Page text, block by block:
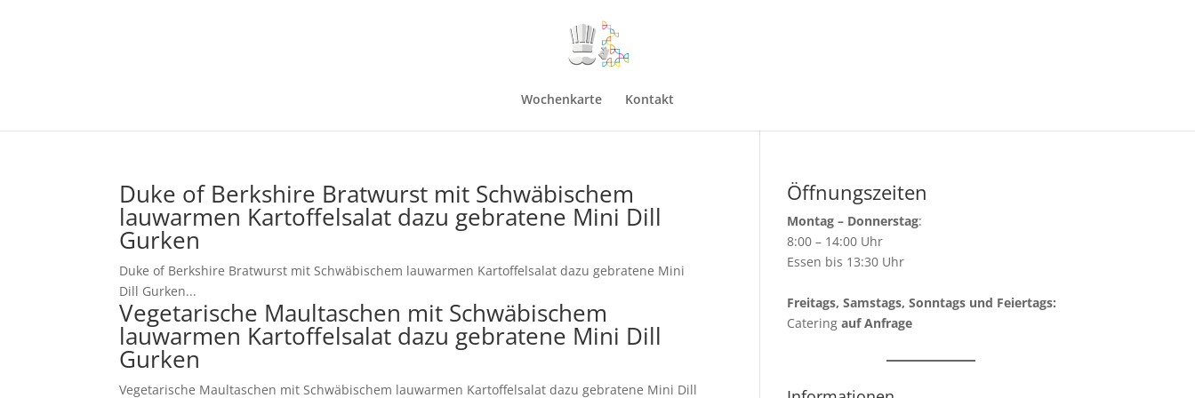
Wochenkarte Kontakt
Duke of Berkshire Bratwurst mit Schwäbischem
lauwarmen Kartoffelsalat dazu gebratene Mini Dill
Gurken
Duke of Berkshire Bratwurst mit Schwäbischem lauwarmen Kartoffelsalat dazu gebratene Mini
Dill Gurken...
Vegetarische Maultaschen mit Schwäbischem
lauwarmen Kartoffelsalat dazu gebratene Mini Dill
Gurken
Vegetarische Maultaschen mit Schwäbischem lauwarmen Kartoffelsalat dazu gebratene Mini Dill
Öffnungszeiten
Montag – Donnerstag:
8:00 – 14:00 Uhr
Essen bis 13:30 Uhr
Freitags, Samstags, Sonntags und Feiertags:
Catering auf Anfrage